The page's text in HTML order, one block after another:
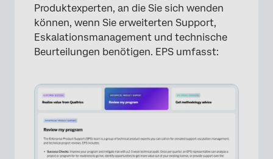
Produktexperten, an die Sie sich wenden
können, wenn Sie erweiterten Support,
Eskalationsmanagement und technische
Beurteilungen benötigen. EPS umfasst: